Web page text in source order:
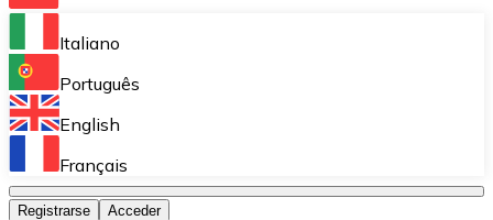
Bitnovo Ramp
Integra nuestra solución en tu plataforma.
Bitnovo Giftcards
Bitnovo OTC
Italiano
Português
English
Français
Registrarse Acceder